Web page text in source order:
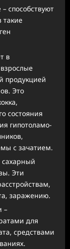
способствуют
в
продукцией
Это
состояния
гипотоламо-
с зачатием.
сахарный
Эти
заражению.
–
для
средствами